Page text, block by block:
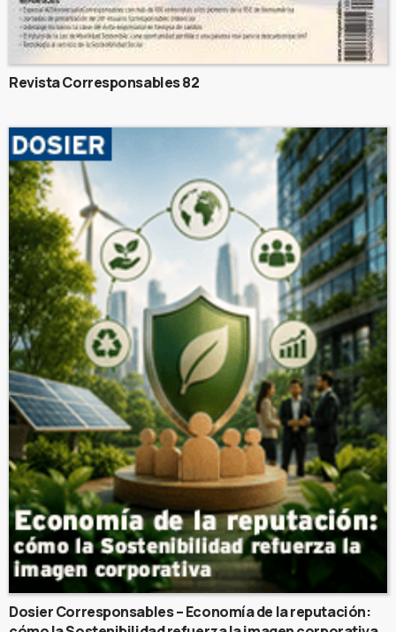
Revista Corresponsables 82
Dosier Corresponsables – Economía de la reputación: